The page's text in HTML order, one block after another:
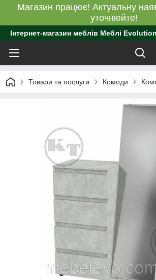
Магазин працює! Актуальну
уточнюйте!
Інтернет-магазин меблів Меблі Evolution
Товари та послуги Комоди